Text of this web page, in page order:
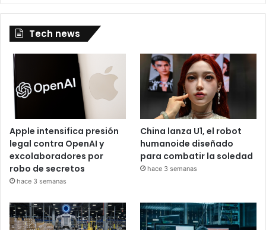
Tech news
Apple intensifica presión
legal contra OpenAI y
excolaboradores por
robo de secretos
hace 3 semanas
China lanza U1, el robot
humanoide diseñado
para combatir la soledad
hace 3 semanas